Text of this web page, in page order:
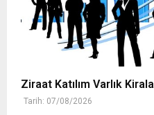
Ziraat Katılım Varlık
Tarih: 07/08/2026